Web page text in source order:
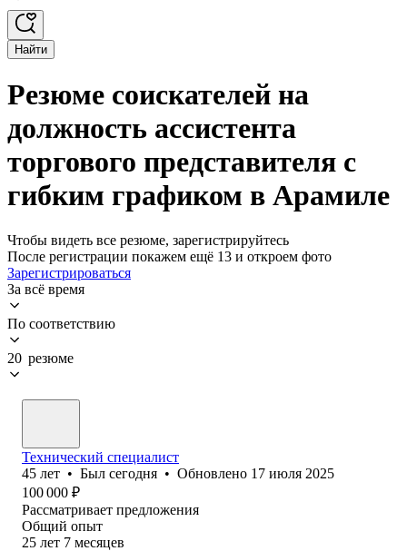
Найти
Резюме соискателей на
должность ассистента
торгового представителя с
гибким графиком в Арамиле
Чтобы видеть все резюме, зарегистрируйтесь
После регистрации покажем ещё 13 и откроем фото
Зарегистрироваться
За всё время
По соответствию
20 резюме
Технический специалист
45 лет • Был сегодня • Обновлено 17 июля 2025
100 000 ₽
Рассматривает предложения
Общий опыт
25 лет 7 месяцев